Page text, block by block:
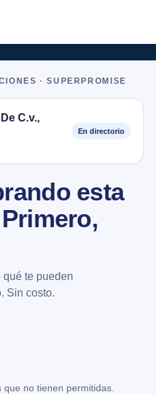
· SUPERPROMISE
C.v.,
En directorio
esta
qué te pueden
Sin costo.
no tienen permitidas.